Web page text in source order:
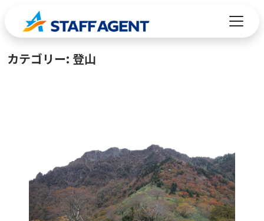
コンテンツへスキップ
カテゴリー: 登山